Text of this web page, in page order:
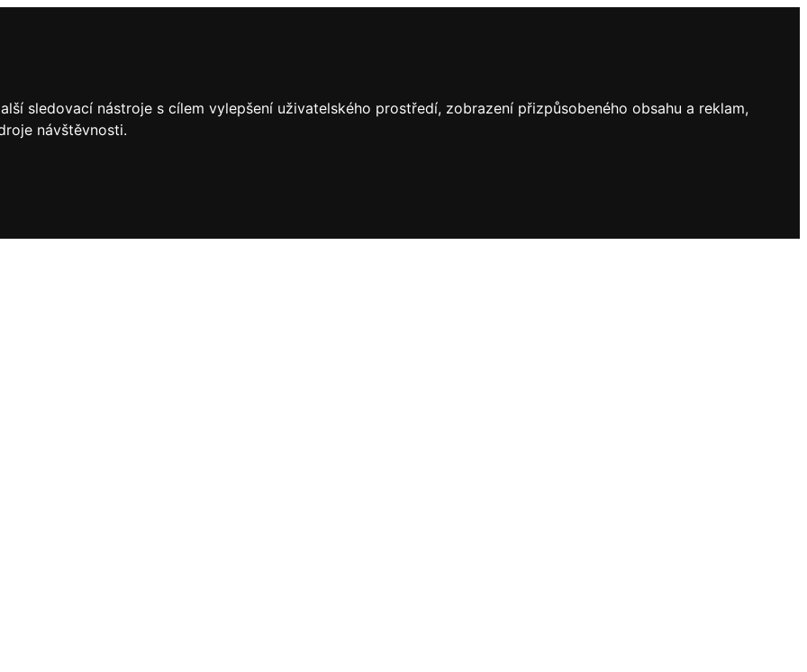
sledovací nástroje s cílem vylepšení uživatelského prostředí, zobrazení přizpůsobeného obsahu a reklam,
návštěvnosti.